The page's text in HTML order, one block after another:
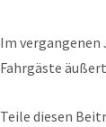
Im vergangenen
Fahrgäste
Teile diesen